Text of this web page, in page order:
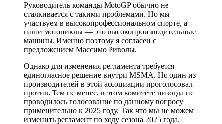
Руководитель команды MotoGP обычно не
сталкивается с такими проблемами. Но мы
участвуем в высокопрофессиональном спорте, а
наши мотоциклы — это высокопроизводительные
машины. Именно поэтому я согласен с
предложением Массимо Риволы.
Однако для изменения регламента требуется
единогласное решение внутри MSMA. Но один из
производителей в этой ассоциации проголосовал
против. Тем не менее, в этом комитете никогда не
проводилось голосование по данному вопросу
применительно к 2025 году. Так что мы не можем
изменить регламент по ходу сезона 2025 года.